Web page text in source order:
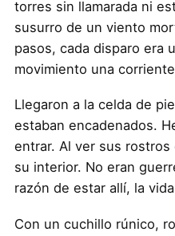
torres sin llamarada ni
susurro de un viento
pasos, cada disparo era
movimiento una
Llegaron a la celda de
estaban encadenados.
entrar. Al ver sus rostros
su interior. No eran
razón de estar allí, la
Con un cuchillo rúnico,